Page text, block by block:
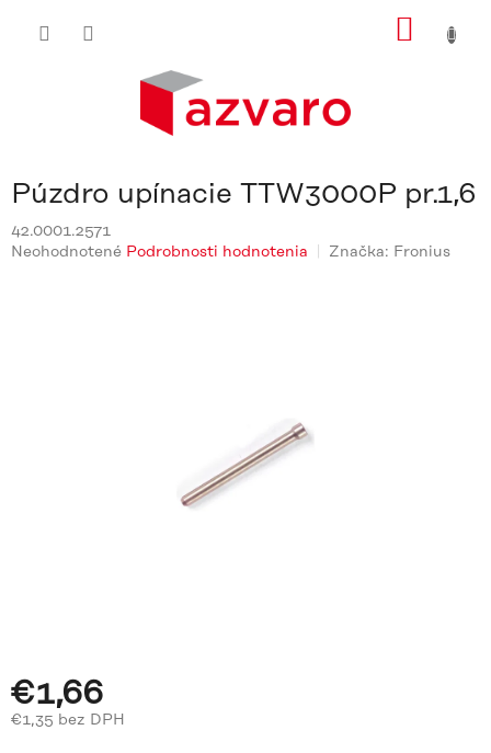
Púzdro upínacie TTW3000P pr.1,6
42.0001.2571
Priemerné
Neohodnotené Podrobnosti hodnotenia Značka: Fronius
€1,66
€1,35 bez DPH